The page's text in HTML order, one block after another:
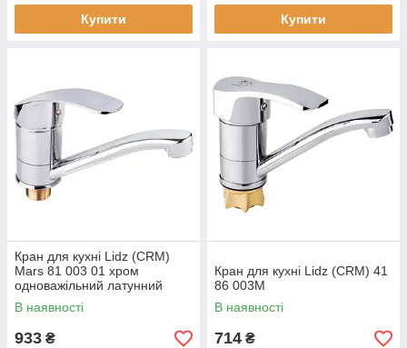
Купити Купити
Кран для кухні Lidz (CRM)
Mars 81 003 01 хром
одноважільний латунний
В наявності
933 ₴
Кран для кухні Lidz (CRM) 41
86 003M
В наявності
714 ₴